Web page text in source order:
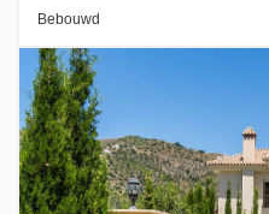
Bebouwd